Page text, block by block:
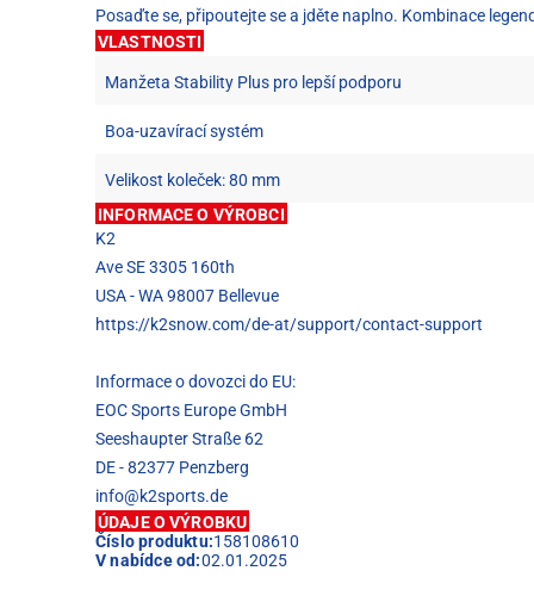
Posaďte se, připoutejte se a jděte naplno. Kombinace
VLASTNOSTI
Manžeta Stability Plus pro lepší podporu
Boa-uzavírací systém
Velikost koleček: 80 mm
INFORMACE O VÝROBCI
K2
Ave SE 3305 160th
USA - WA 98007 Bellevue
https://k2snow.com/de-at/support/contact-support
Informace o dovozci do EU:
EOC Sports Europe GmbH
Seeshaupter Straße 62
DE - 82377 Penzberg
info@k2sports.de
ÚDAJE O VÝROBKU
Číslo produktu:158108610
V nabídce od:02.01.2025